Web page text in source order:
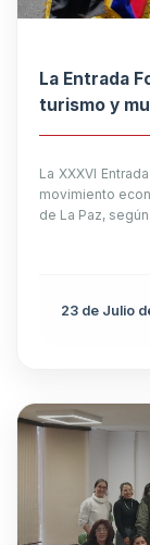
La Entrada
turismo y
La XXXVI
movimiento
de La Paz,
23 de Julio